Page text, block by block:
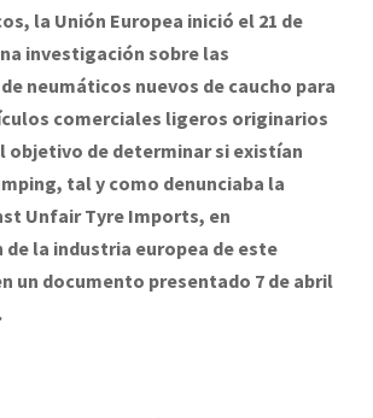
la Unión Europea inició el 21 de
investigación sobre las
neumáticos nuevos de caucho para
comerciales ligeros originarios
objetivo de determinar si existían
tal y como denunciaba la
Unfair Tyre Imports, en
la industria europea de este
un documento presentado 7 de abril